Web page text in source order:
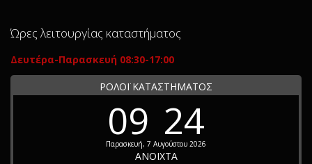
Ώρες λειτουργίας καταστήματος
Δευτέρα-Παρασκευή 08:30-17:00
ΡΟΛΟΪ ΚΑΤΑΣΤΗΜΑΤΟΣ
09 24
Παρασκευή, 7 Αυγούστου 2026
ΑΝΟΙΧΤΑ